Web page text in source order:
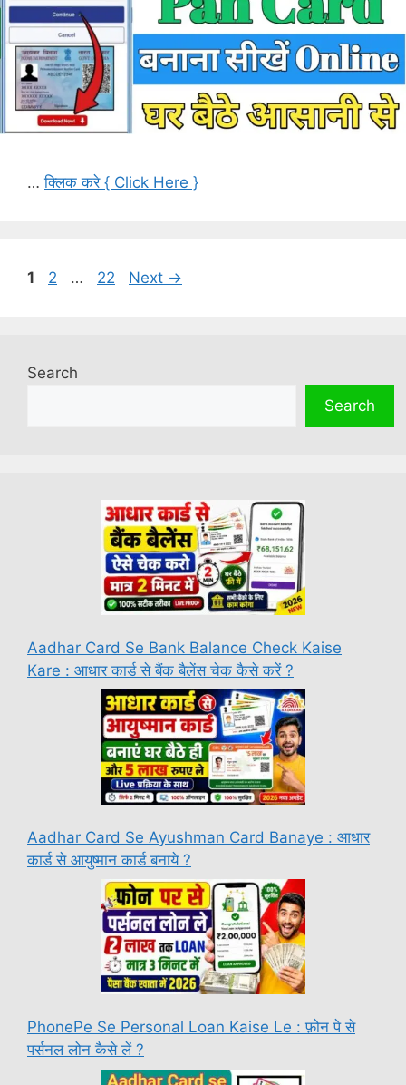
…क्लिक करे { Click Here }
Page
1 Page
2 … Page
22 Next →
Search
Search
Aadhar Card Se Bank Balance Check Kaise
Kare : आधार कार्ड से बैंक बैलेंस चेक कैसे करें ?
Aadhar Card Se Ayushman Card Banaye : आधार
कार्ड से आयुष्मान कार्ड बनाये ?
PhonePe Se Personal Loan Kaise Le : फ़ोन पे से
पर्सनल लोन कैसे लें ?